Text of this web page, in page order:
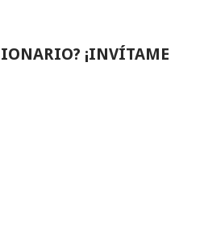
¡INVÍTAME